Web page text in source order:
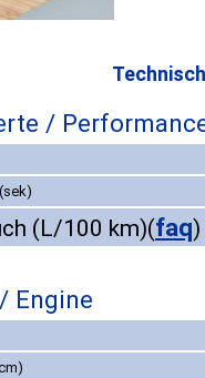
/
(L/100 km)(faq)
Engine